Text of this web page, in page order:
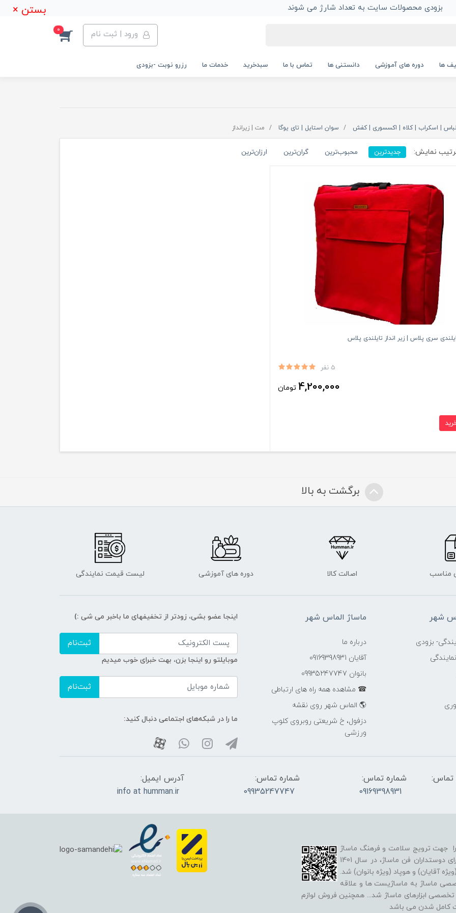
بزودی محصولات سایت به تعداد شارژ می شوند بستن ×
ورود | ثبت نام 0
ها دوره های آموزشی دانستنی ها تماس با ما سبدخرید خدمات ما رزرو نوبت -بزودی
لباس | اسکراب | کلاه | اکسسوری | کفش سوان استایل | تای یوگا مت | زیرانداز
نمایش: جدیدترین محبوب‌ترین گران‌ترین ارزان‌ترین
سری پلاس | زیر انداز تایلندی پلاس
5 نفر
4,200,000 تومان
برگشت به بالا
مناسب اصالت کالا دوره های آموزشی لیست قیمت نمایندگی
شهر
بزودی
ماساژ الماس شهر
درباره ما
آقایان 09169398931
بانوان 09935247747
☎ مشاهده همه راه های ارتباطی
🌎 الماس شهر روی نقشه
دزفول، خ شریعتی روبروی کلوپ
ورزشی
اینجا عضو بشی، زودتر از تخفیفهای ما باخبر می شی :)
ثبت‌نام
موبایلتو رو اینجا بزن، بهت خبرای خوب میدیم
ثبت‌نام
ما را در شبکه‌های اجتماعی دنبال کنید:
تماس:
شماره تماس:
09169398931
شماره تماس:
09935247747
آدرس ایمیل:
info at humman.ir
شد و هدف خود را جهت ترویج سلامت و فرهنگ ماساژ
شروع کرد. همچنین در راستای گسترش علم و آگاهی برای دوستداران فن ماساژ، در سال 1401
آقایان) و هوپاد (ویژه بانوان) شد.
ماساژ به ماساژیست ها و علاقه
تخصصی ابزارهای ماساژ شد... همچنین فروش لوازم
کامل شدن می باشد